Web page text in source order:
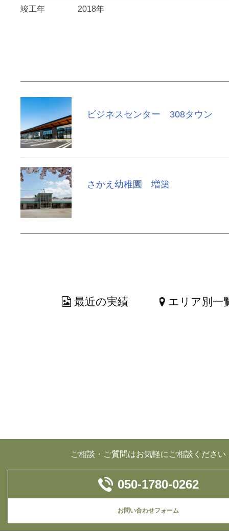
竣工年 2018年
ビジネスセンター 308タウン
さかえ幼稚園 増築
最近の実績 エリア別一
ご相談・ご質問はお気軽にご相談ください
050-1780-0262
お問い合わせフォーム